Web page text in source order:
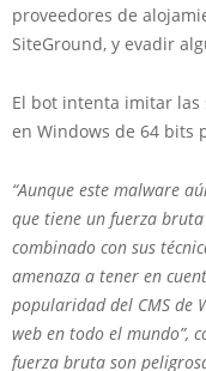
proveedores de
SiteGround, y evadir
El bot intenta imitar
en Windows de 64 bits
“Aunque este malware
que tiene un fuerza
combinado con sus
amenaza a tener en
popularidad del CMS de
web en todo el mundo”,
fuerza bruta son